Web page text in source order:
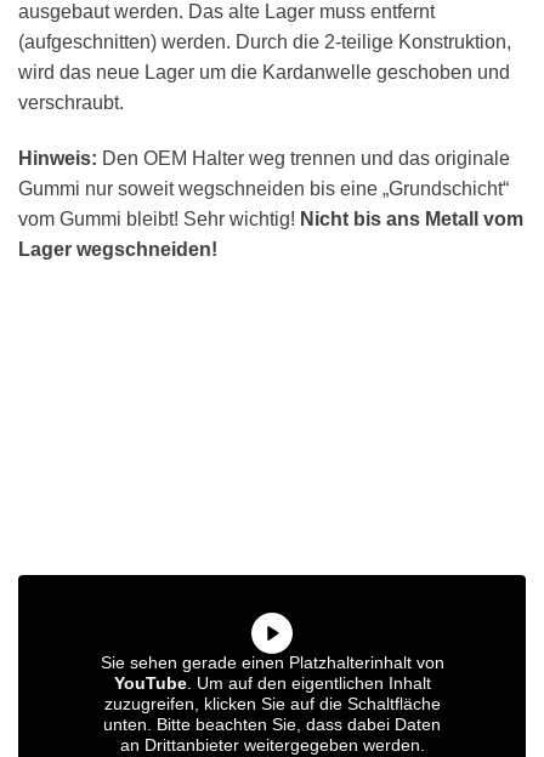
ausgebaut werden. Das alte Lager muss entfernt
(aufgeschnitten) werden. Durch die 2-teilige Konstruktion,
wird das neue Lager um die Kardanwelle geschoben und
verschraubt.
Hinweis: Den OEM Halter weg trennen und das originale
Gummi nur soweit wegschneiden bis eine „Grundschicht“
vom Gummi bleibt! Sehr wichtig! Nicht bis ans Metall vom
Lager wegschneiden!
Sie sehen gerade einen Platzhalterinhalt von
YouTube. Um auf den eigentlichen Inhalt
zuzugreifen, klicken Sie auf die Schaltfläche
unten. Bitte beachten Sie, dass dabei Daten
an Drittanbieter weitergegeben werden.